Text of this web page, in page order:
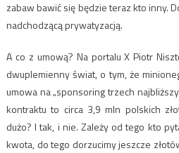
zabaw bawić się będzie teraz kto inny.
nadchodzącą prywatyzacją.
A co z umową? Na portalu X Piotr
dwuplemienny świat, o tym, że
umowa na „sponsoring trzech
kontraktu to circa 3,9 mln polskich
dużo? I tak, i nie. Zależy od tego kto
kwota, do tego dorzucimy jeszcze